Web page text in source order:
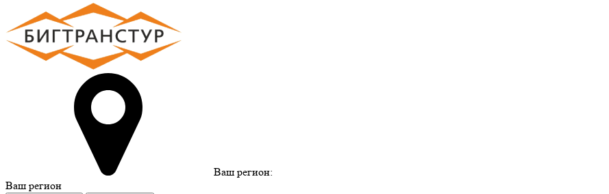
Ваш регион:
Ваш регион